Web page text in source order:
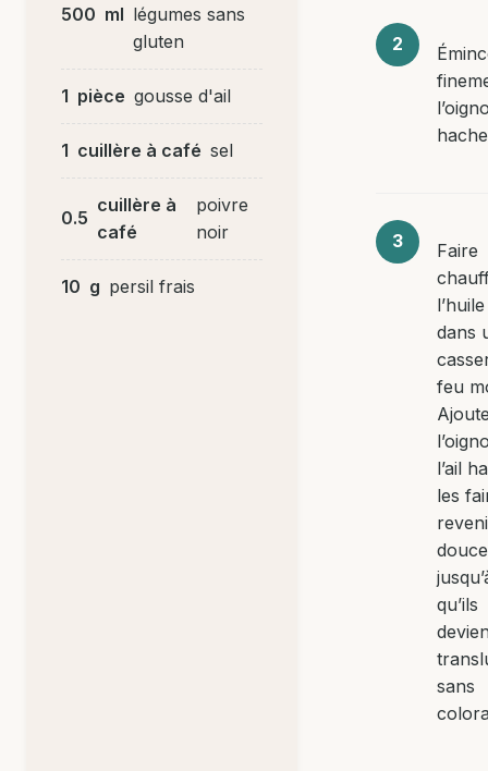
500 ml légumes sans
gluten
1 pièce gousse d'ail
1 cuillère à café sel
0.5
cuillère à
café
poivre
noir
10 g persil frais
Faire
dans
feu
l’ail
les
qu’ils
sans